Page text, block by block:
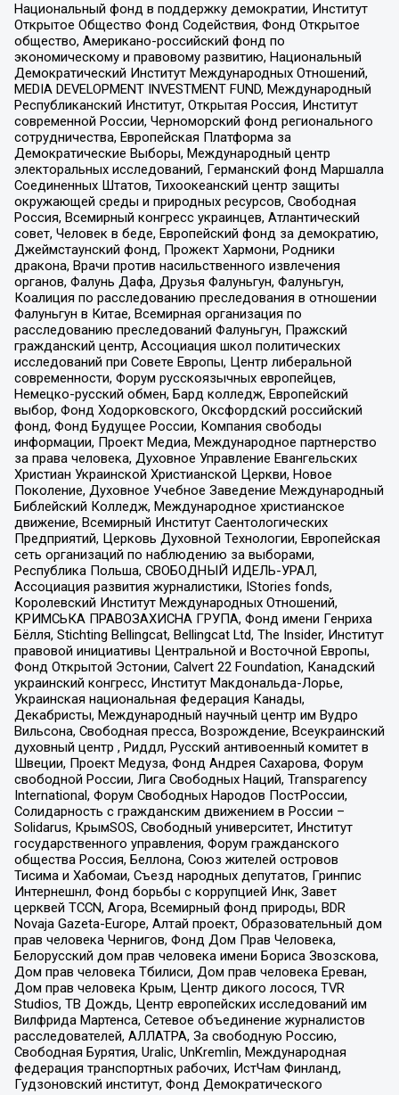
Национальный фонд в поддержку демократии, Институт
Открытое Общество Фонд Содействия, Фонд Открытое
общество, Американо-российский фонд по
экономическому и правовому развитию, Национальный
Демократический Институт Международных Отношений,
MEDIA DEVELOPMENT INVESTMENT FUND, Международный
Республиканский Институт, Открытая Россия, Институт
современной России, Черноморский фонд регионального
сотрудничества, Европейская Платформа за
Демократические Выборы, Международный центр
электоральных исследований, Германский фонд Маршалла
Соединенных Штатов, Тихоокеанский центр защиты
окружающей среды и природных ресурсов, Свободная
Россия, Всемирный конгресс украинцев, Атлантический
совет, Человек в беде, Европейский фонд за демократию,
Джеймстаунский фонд, Прожект Хармони, Родники
дракона, Врачи против насильственного извлечения
органов, Фалунь Дафа, Друзья Фалуньгун, Фалуньгун,
Коалиция по расследованию преследования в отношении
Фалуньгун в Китае, Всемирная организация по
расследованию преследований Фалуньгун, Пражский
гражданский центр, Ассоциация школ политических
исследований при Совете Европы, Центр либеральной
современности, Форум русскоязычных европейцев,
Немецко-русский обмен, Бард колледж, Европейский
выбор, Фонд Ходорковского, Оксфордский российский
фонд, Фонд Будущее России, Компания свободы
информации, Проект Медиа, Международное партнерство
за права человека, Духовное Управление Евангельских
Христиан Украинской Христианской Церкви, Новое
Поколение, Духовное Учебное Заведение Международный
Библейский Колледж, Международное христианское
движение, Всемирный Институт Саентологических
Предприятий, Церковь Духовной Технологии, Европейская
сеть организаций по наблюдению за выборами,
Республика Польша, СВОБОДНЫЙ ИДЕЛЬ-УРАЛ,
Ассоциация развития журналистики, IStories fonds,
Королевский Институт Международных Отношений,
КРИМСЬКА ПРАВОЗАХИСНА ГРУПА, Фонд имени Генриха
Бёлля, Stichting Bellingcat, Bellingcat Ltd, The Insider, Институт
правовой инициативы Центральной и Восточной Европы,
Фонд Открытой Эстонии, Calvert 22 Foundation, Канадский
украинский конгресс, Институт Макдональда-Лорье,
Украинская национальная федерация Канады,
Декабристы, Международный научный центр им Вудро
Вильсона, Свободная пресса, Возрождение, Всеукраинский
духовный центр , Риддл, Русский антивоенный комитет в
Швеции, Проект Медуза, Фонд Андрея Сахарова, Форум
свободной России, Лига Свободных Наций, Transparеncy
International, Форум Свободных Народов ПостРоссии,
Солидарность с гражданским движением в России –
Solidarus, КрымSOS, Свободный университет, Институт
государственного управления, Форум гражданского
общества Россия, Беллона, Союз жителей островов
Тисима и Хабомаи, Съезд народных депутатов, Гринпис
Интернешнл, Фонд борьбы с коррупцией Инк, Завет
церквей TCCN, Агора, Всемирный фонд природы, BDR
Novaja Gazeta-Europe, Алтай проект, Образовательный дом
прав человека Чернигов, Фонд Дом Прав Человека,
Белорусский дом прав человека имени Бориса Звозскова,
Дом прав человека Тбилиси, Дом прав человека Ереван,
Дом прав человека Крым, Центр дикого лосося, TVR
Studios, ТВ Дождь, Центр европейских исследований им
Вилфрида Мартенса, Сетевое объединение журналистов
расследователей, АЛЛАТРА, За свободную Россию,
Свободная Бурятия, Uralic, UnKremlin, Международная
федерация транспортных рабочих, ИстЧам Финланд,
Гудзоновский институт, Фонд Демократического